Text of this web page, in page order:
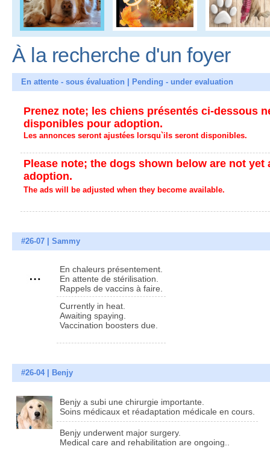
À la recherche d'un foyer
En attente - sous évaluation | Pending - under evaluation
Prenez note; les chiens présentés ci-dessous
disponibles pour adoption.
Les annonces seront ajustées lorsqu`ils seront disponibles.
Please note; the dogs shown below are not yet
adoption.
The ads will be adjusted when they become available.
#26-07 | Sammy
En chaleurs présentement.
En attente de stérilisation.
Rappels de vaccins à faire.
Currently in heat.
Awaiting spaying.
Vaccination boosters due.
#26-04 | Benjy
Benjy a subi une chirurgie importante.
Soins médicaux et réadaptation médicale en cours.
Benjy underwent major surgery.
Medical care and rehabilitation are ongoing..